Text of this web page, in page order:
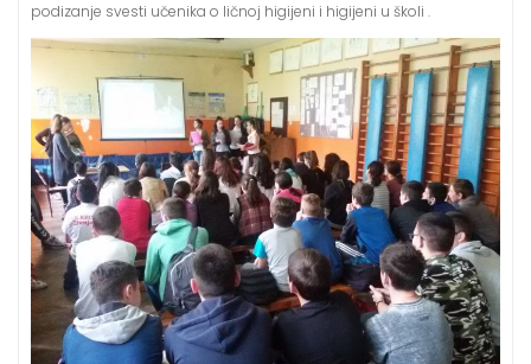
podizanje svesti učenika o ličnoj higijeni i higijeni u školi .